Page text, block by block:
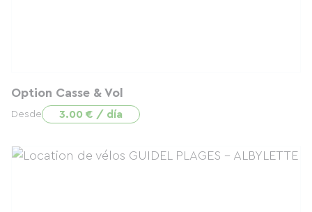
Option Casse & Vol
Desde 3.00 € / día